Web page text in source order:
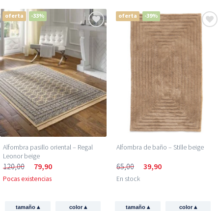
oferta -33%
Alfombra pasillo oriental – Regal
Leonor beige
120,00 79,90
Pocas existencias
tamaño ▴ color▴
oferta -39%
Alfombra de baño – Stille beige
65,00 39,90
En stock
tamaño ▴ color▴